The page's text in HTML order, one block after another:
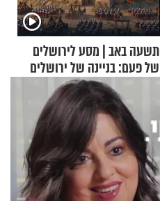
תשעה באב | מסע לירושלים
של פעם: בניינה של ירושלים